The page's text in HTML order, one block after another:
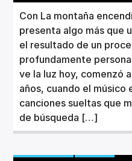
Con La montaña
presenta algo más que
el resultado de un
profundamente
ve la luz hoy, comenzó
años, cuando el músico
canciones sueltas que
de búsqueda […]